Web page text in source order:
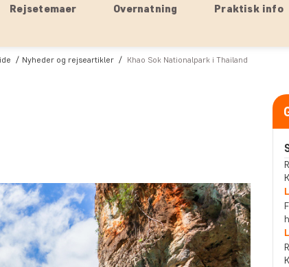
Rejsetemaer Overnatning Praktisk info
Nyheder og rejseartikler Khao Sok Nationalpark i Thailand